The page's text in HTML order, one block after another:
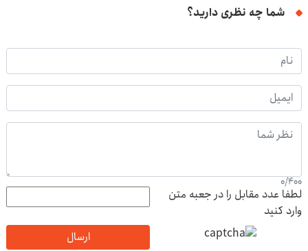
شما چه نظری دارید؟
0/400
لطفا عدد مقابل را در جعبه متن
وارد کنید
ارسال